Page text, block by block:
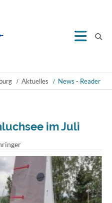
Aktuelles News - Reader
im Juli